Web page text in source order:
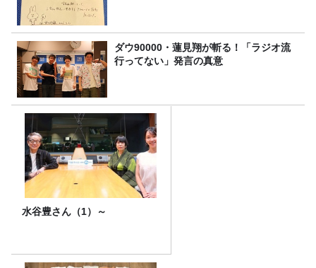
ダウ90000・蓮見翔が斬る！「ラジオ流
行ってない」発言の真意
水谷豊さん（1）～